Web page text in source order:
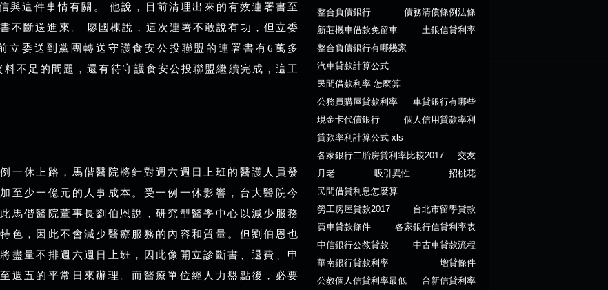
與這件事情有關。 他說，目前清理出來的有效連署書至
不斷送進來。 廖國棟說，這次連署不敢說有功，但立委
立委送到黨團轉送守護食安公投聯盟的連署書有6萬多
不足的問題，還有待守護食安公投聯盟繼續完成，這工
一休上路，馬偕醫院將針對週六週日上班的醫護人員發
至少一億元的人事成本。受一例一休影響，台大醫院今
馬偕醫院董事長劉伯恩說，研究型醫學中心以減少服務
色，因此不會減少醫療服務的內容和質量。但劉伯恩也
盡量不排週六週日上班，因此像開立診斷書、退費、申
週五的平常日來辦理。而醫療單位經人力盤點後，必要
整合負債銀行
債務清償條例法條
新莊機車借款免留車
土銀信貸利率
整合負債銀行有哪幾家
汽車貸款計算公式
民間借款利率 怎麼算
公務員購屋貸款利率
車貸銀行有哪些
現金卡代償銀行
個人信用貸款率利
貸款率利計算公式 xls
各家銀行二胎房貸利率比較2017
交友
月老
吸引異性
招桃花
民間借貸利息怎麼算
勞工房屋貸款2017
台北市留學貸款
買車貸款條件
各家銀行信貸利率表
中信銀行公教貸款
中古車貸款流程
華南銀行貸款利率
增貸條件
公教個人信貸利率最低
台新信貸利率